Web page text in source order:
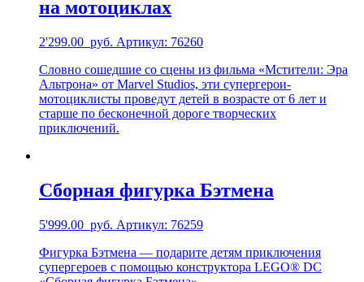
на мотоциклах
2'299.00 руб. Артикул: 76260
Словно сошедшие со сцены из фильма «Мстители: Эра
Альтрона» от Marvel Studios, эти супергерои-
мотоциклисты проведут детей в возрасте от 6 лет и
старше по бесконечной дороге творческих
приключений.
Сборная фигурка Бэтмена
5'999.00 руб. Артикул: 76259
Фигурка Бэтмена — подарите детям приключения
супергероев с помощью конструктора LEGO® DC